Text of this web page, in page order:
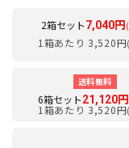
2箱セット7,040円
1箱あたり 3,520円
送料無料
6箱セット21,120円
1箱あたり 3,520円